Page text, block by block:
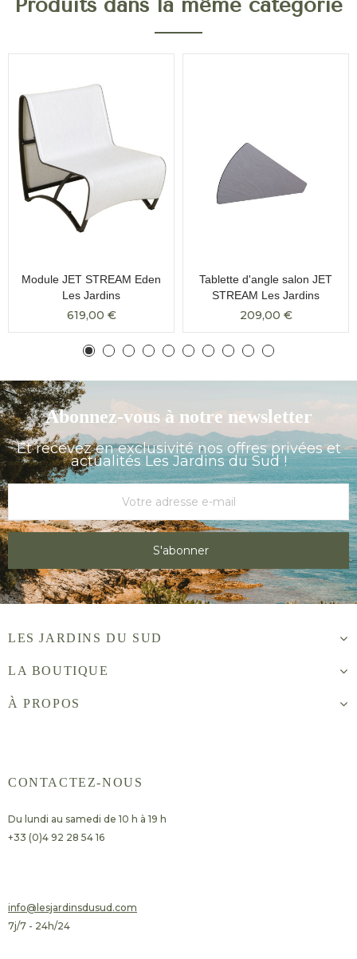
Produits dans la même catégorie
Module JET STREAM Eden
Les Jardins
619,00 €
Tablette d'angle salon JET
STREAM Les Jardins
209,00 €
Abonnez-vous à notre newsletter
Et recevez en exclusivité nos offres privées et
actualités Les Jardins du Sud !
S'abonner
LES JARDINS DU SUD
LA BOUTIQUE
À PROPOS
CONTACTEZ-NOUS
Du lundi au samedi de 10 h à 19 h
+33 (0)4 92 28 54 16
​info@lesjardinsdusud.com
7j/7 - 24h/24